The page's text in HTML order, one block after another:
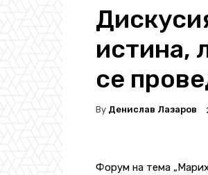
истина,
се
By Денислав Лазаров
Форум на тема